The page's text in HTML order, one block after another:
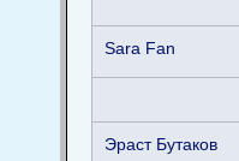
Sara Fan
Эраст Бутаков